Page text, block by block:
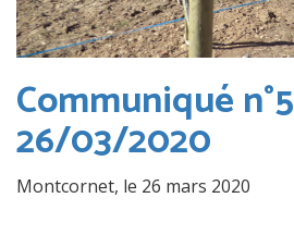
Communiqué n°5
26/03/2020
Montcornet, le 26 mars 2020